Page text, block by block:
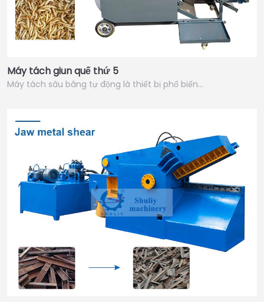
Máy tách giun quế thứ 5
Máy tách sâu băng tự động là thiết bị phổ biến…